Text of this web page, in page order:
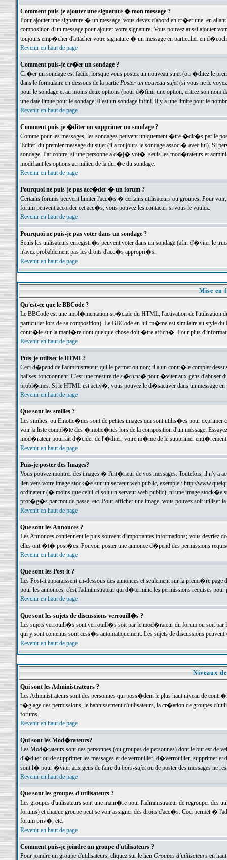
Comment puis-je ajouter une signature � mon message ?
Pour ajouter une signature � un message, vous devez d'abord en cr�er une, en
composition d'un message pour ajouter votre signature. Vous pouvez aussi ajouter
toujours emp�cher d'attacher votre signature � un message en particulier en
Revenir en haut de page
Comment puis-je cr�er un sondage ?
Cr�er un sondage est facile; lorsque vous postez un nouveau sujet (ou �ditez le
dans le formulaire en dessous de la partie Poster un nouveau sujet(si vous ne le voyez
pour le sondage et au moins deux options (pour d�finir une option, entrez son nom
une date limite pour le sondage; 0 est un sondage infini. Il y a une limite pour le
Revenir en haut de page
Comment puis-je �diter ou supprimer un sondage ?
Comme pour les messages, les sondages peuvent uniquement �tre �dit�s par le
'Editer' du premier message du sujet (il a toujours le sondage associ� avec lui). Si
sondage. Par contre, si une personne a d�j� vot�, seuls les mod�rateurs et
modifiant les options au milieu de la dur�e du sondage.
Revenir en haut de page
Pourquoi ne puis-je pas acc�der � un forum ?
Certains forums peuvent limiter l'acc�s � certains utilisateurs ou groupes. Pour
forum peuvent accorder cet acc�s; vous pouvez les contacter si vous le voulez.
Revenir en haut de page
Pourquoi ne puis-je pas voter dans un sondage ?
Seuls les utilisateurs enregistr�s peuvent voter dans un sondage (afin d'�viter le
n'avez probablement pas les droits d'acc�s appropri�s.
Revenir en haut de page
Mise en
Qu'est-ce que le BBCode ?
Le BBCode est une impl�mentation sp�ciale du HTML; l'activation de l'utilisation
particulier lors de sa composition). Le BBCode en lui-m�me est similaire au style
contr�le sur la mani�re dont quelque chose doit �tre affich�. Pour plus
Revenir en haut de page
Puis-je utiliser le HTML?
Ceci d�pend de l'administrateur qui le permet ou non; il a un contr�le complet
balises fonctionnent. C'est une mesure de s�curit�pour �viter aux gens d'abuser
probl�mes. Si le HTML est activ�, vous pouvez le d�sactiver dans un message en
Revenir en haut de page
Que sont les smilies ?
Les smilies, ou Emotic�nes sont de petites images qui sont utilis�es pour exprimer
voir la liste compl�te des �motic�nes lors de la composition d'un message.
mod�rateur pourrait d�cider de l'�diter, voire m�me de le supprimer
Revenir en haut de page
Puis-je poster des Images?
Vous pouvez montrer des images � l'int�rieur de vos messages. Toutefois, il n'y a
lien vers votre image stock�e sur un serveur web public, exemple : http://
ordinateur (� moins que celui-ci soit un serveur web public), ni une image stock�e
prot�g�s par mot de passe, etc. Pour afficher une image, vous pouvez soit
Revenir en haut de page
Que sont les Annonces ?
Les Annonces contiennent le plus souvent d'importantes informations; vous devriez
elles ont �t� post�es. Pouvoir poster une annonce d�pend des permissions
Revenir en haut de page
Que sont les Post-it ?
Les Post-it apparaissent en-dessous des annonces et seulement sur la premi�re
pour les annonces, c'est l'administrateur qui d�termine les permissions requises pour
Revenir en haut de page
Que sont les sujets de discussions verrouill�s ?
Les sujets verrouill�s sont verrouill�s soit par le mod�rateur du forum ou soit par
qui y sont contenus sont cess�s automatiquement. Les sujets de discussions
Revenir en haut de page
Niveaux
Qui sont les Administrateurs ?
Les Administrateurs sont des personnes qui poss�dent le plus haut niveau de
r�glage des permissions, le bannissement d'utilisateurs, la cr�ation de groupes
forums.
Revenir en haut de page
Qui sont les Mod�rateurs?
Les Mod�rateurs sont des personnes (ou groupes de personnes) dont le but est de
d'�diter ou de supprimer les messages et de verrouiller, d�verrouiller, supprimer
sont l� pour �viter aux gens de faire du hors-sujetou de poster des messages ne
Revenir en haut de page
Que sont les groupes d'utilisateurs ?
Les groupes d'utilisateurs sont une mani�re pour l'administrateur de regrouper des
forums) et chaque groupe peut se voir assigner des droits d'acc�s. Ceci permet
forum priv�, etc.
Revenir en haut de page
Comment puis-je joindre un groupe d'utilisateurs ?
Pour joindre un groupe d'utilisateurs, cliquez sur le lien Groupes d'utilisateursen haut